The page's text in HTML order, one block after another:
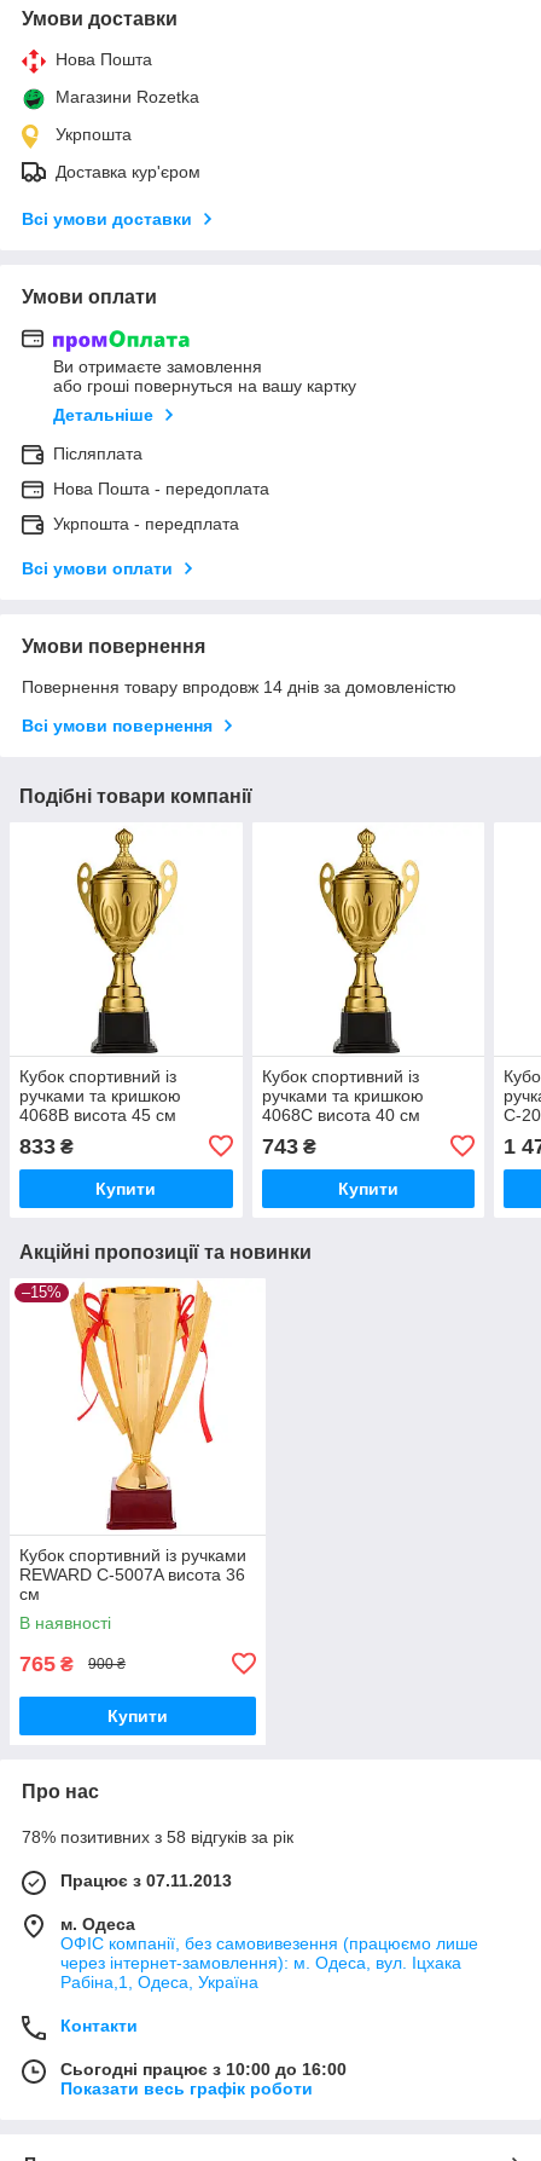
Умови доставки
Нова Пошта
Магазини Rozetka
Укрпошта
Доставка кур'єром
Всі умови доставки
Умови оплати
Ви отримаєте замовлення
або гроші повернуться на вашу картку
Детальніше
Післяплата
Нова Пошта - передоплата
Укрпошта - передплата
Всі умови оплати
Умови повернення
Повернення товару впродовж 14 днів за домовленістю
Всі умови повернення
Подібні товари компанії
Кубок спортивний із
ручками та кришкою
4068B висота 45 см
833 ₴
Купити
Кубок спортивний із
ручками та кришкою
4068C висота 40 см
743₴
Купити
C-
1
Акційні пропозиції та новинки
–15%
Кубок спортивний із ручками
REWARD C-5007A висота 36
см
В наявності
765 ₴ 900 ₴
Купити
Про нас
78% позитивних з 58 відгуків за рік
Працює з 07.11.2013
м. Одеса
ОФІС компанії, без самовивезення (працюємо лише
через інтернет-замовлення): м. Одеса, вул. Іцхака
Рабіна,1, Одеса, Україна
Контакти
Сьогодні працює з 10:00 до 16:00
Показати весь графік роботи